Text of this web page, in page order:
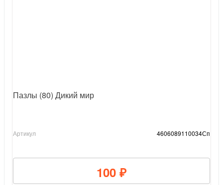
Пазлы (80) Дикий мир
Артикул 4606089110034Сп
100 ₽